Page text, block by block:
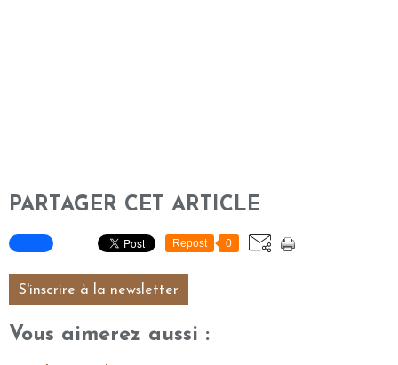
PARTAGER CET ARTICLE
Repost 0
S'inscrire à la newsletter
Vous aimerez aussi :